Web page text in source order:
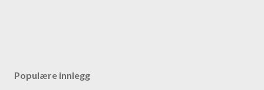
Populære innlegg